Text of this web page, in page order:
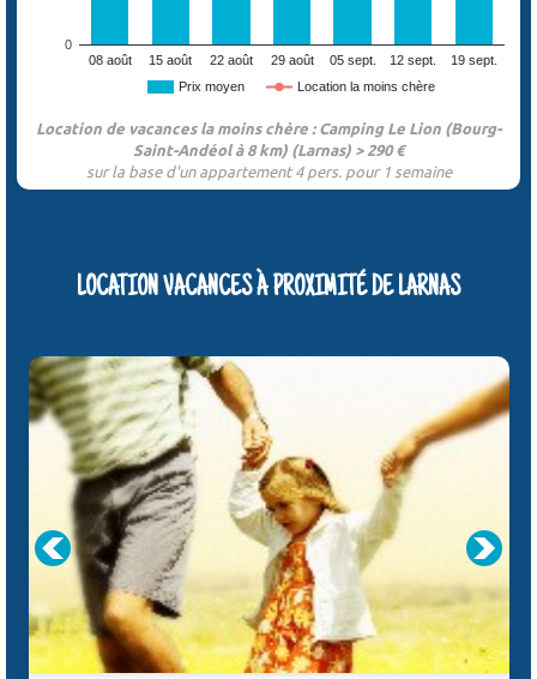
Prix moyen Location la moins chère
08 août 15 août 22 août 29 août 05 sept. 12 sept. 19 sept.
0
Location de vacances la moins chère : Camping Le Lion (Bourg-
Saint-Andéol à 8 km) (Larnas) > 290 €
sur la base d'un appartement 4 pers. pour 1 semaine
LOCATION VACANCES À PROXIMITÉ DE LARNAS